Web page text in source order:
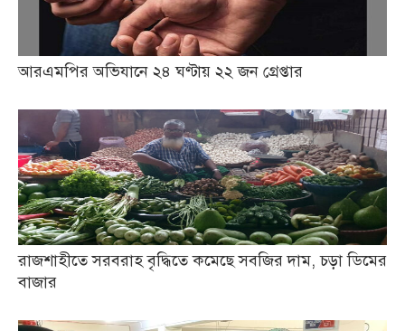
আরএমপির অভিযানে ২৪ ঘণ্টায় ২২ জন গ্রেপ্তার
রাজশাহীতে সরবরাহ বৃদ্ধিতে কমেছে সবজির দাম, চড়া ডিমের
বাজার